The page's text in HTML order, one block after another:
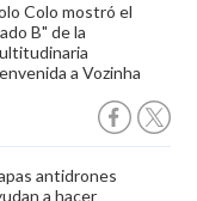
Colo mostró el
B" de la
a Vozinha
antidrones
a hacer